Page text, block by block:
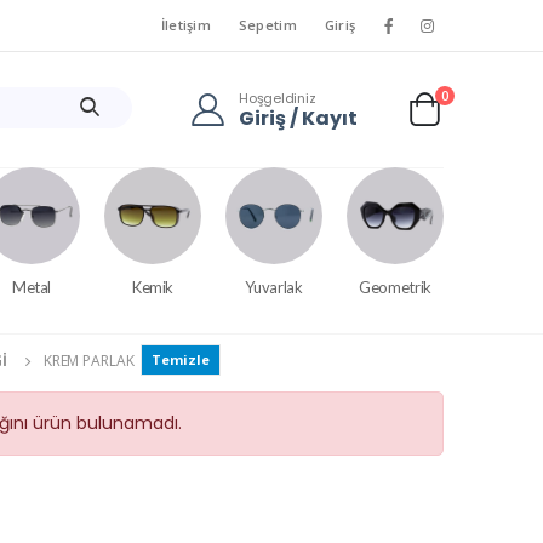
İletişim Sepetim Giriş
Hoşgeldiniz
Giriş / Kayıt
0
Metal Kemik Yuvarlak Geometrik
KREM PARLAK Temizle
ürün bulunamadı.